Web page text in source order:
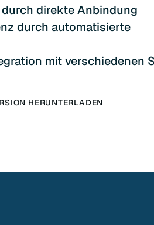
direkte Anbindung
durch automatisierte
mit verschiedenen
HERUNTERLADEN